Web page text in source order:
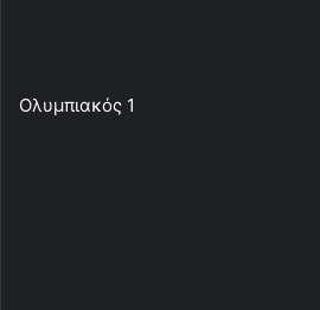
Ολυμπιακός 1